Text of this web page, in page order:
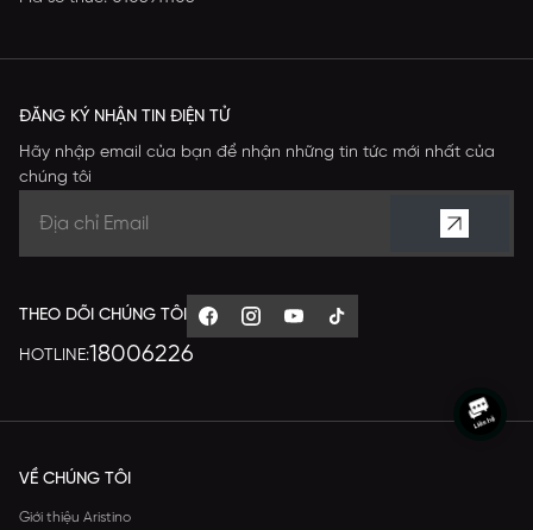
ĐĂNG KÝ NHẬN TIN ĐIỆN TỬ
Hãy nhập email của bạn để nhận những tin tức mới nhất của
chúng tôi
THEO DÕI CHÚNG TÔI
HOTLINE:18006226
VỀ CHÚNG TÔI
Giới thiệu Aristino